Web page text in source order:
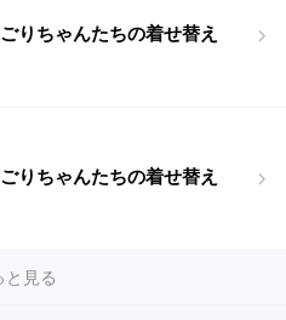
りちゃんたちの着せ替え
りちゃんたちの着せ替え
と見る